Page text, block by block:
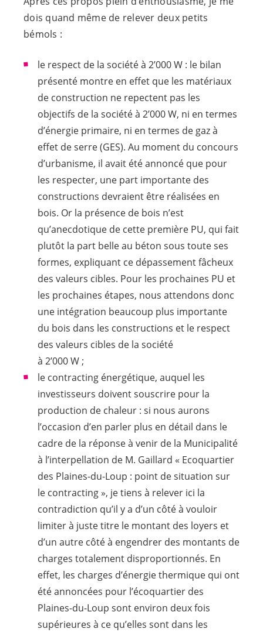
dois quand même de relever deux petits
bémols :
le respect de la société à 2’000 W : le bilan
présenté montre en effet que les matériaux
de construction ne repectent pas les
objectifs de la société à 2’000 W, ni en termes
d’énergie primaire, ni en termes de gaz à
effet de serre (GES). Au moment du concours
d’urbanisme, il avait été annoncé que pour
les respecter, une part importante des
constructions devraient être réalisées en
bois. Or la présence de bois n’est
qu’anecdotique de cette première PU, qui fait
plutôt la part belle au béton sous toute ses
formes, expliquant ce dépassement fâcheux
des valeurs cibles. Pour les prochaines PU et
les prochaines étapes, nous attendons donc
une intégration beaucoup plus importante
du bois dans les constructions et le respect
des valeurs cibles de la société
à 2’000 W ;
le contracting énergétique, auquel les
investisseurs doivent souscrire pour la
production de chaleur : si nous aurons
l’occasion d’en parler plus en détail dans le
cadre de la réponse à venir de la Municipalité
à l’interpellation de M. Gaillard « Ecoquartier
des Plaines-du-Loup : point de situation sur
le contracting», je tiens à relever ici la
contradiction qu’il y a d’un côté à vouloir
limiter à juste titre le montant des loyers et
d’un autre côté à engendrer des montants de
charges totalement disproportionnés. En
effet, les charges d’énergie thermique qui ont
été annoncées pour l’écoquartier des
Plaines-du-Loup sont environ deux fois
supérieures à ce qu’elles sont dans les